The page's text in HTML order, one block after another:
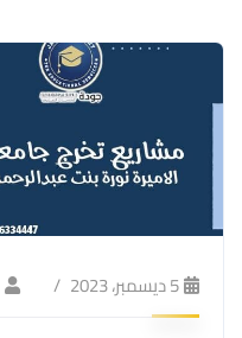
5 ديسمبر، 2023